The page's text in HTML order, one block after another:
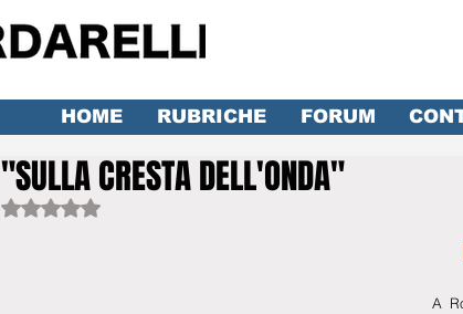
HOME RUBRICHE FORUM
"SULLA CRESTA DELL'ONDA"
Valutazione NaN stelle su 5.
A